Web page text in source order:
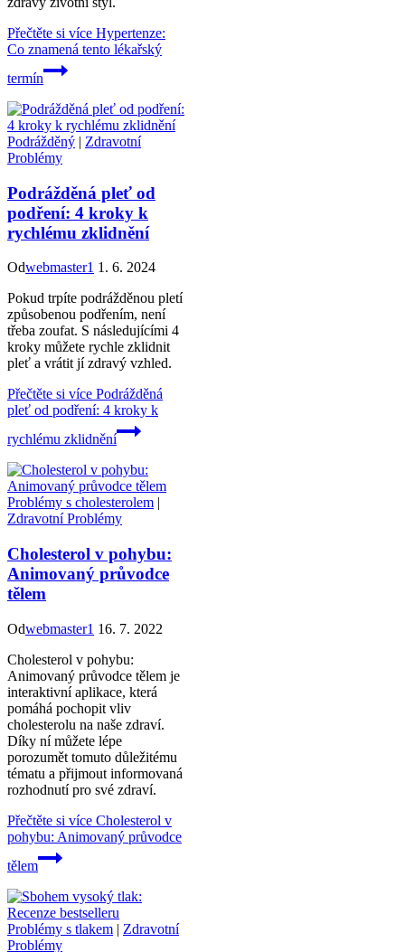
Přečtěte si více Hypertenze:
Co znamená tento lékařský
termín
Podrážděný | Zdravotní
Problémy
Podrážděná pleť od
podření: 4 kroky k
rychlému zklidnění
Odwebmaster1 1. 6. 2024
Pokud trpíte podrážděnou pletí
způsobenou podřením, není
třeba zoufat. S následujícími 4
kroky můžete rychle zklidnit
pleť a vrátit jí zdravý vzhled.
Přečtěte si více Podrážděná
pleť od podření: 4 kroky k
rychlému zklidnění
Problémy s cholesterolem |
Zdravotní Problémy
Cholesterol v pohybu:
Animovaný průvodce
tělem
Odwebmaster1 16. 7. 2022
Cholesterol v pohybu:
Animovaný průvodce tělem je
interaktivní aplikace, která
pomáhá pochopit vliv
cholesterolu na naše zdraví.
Díky ní můžete lépe
porozumět tomuto důležitému
tématu a přijmout informovaná
rozhodnutí pro své zdraví.
Přečtěte si více Cholesterol v
pohybu: Animovaný průvodce
tělem
Problémy s tlakem | Zdravotní
Problémy